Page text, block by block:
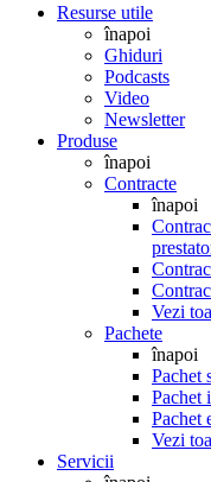
Resurse utile
înapoi
Ghiduri
Podcasts
Video
Newsletter
Produse
înapoi
Contracte
înapoi
Vezi
Pachete
înapoi
Pachet
Pachet
Pachet
Vezi
Servicii